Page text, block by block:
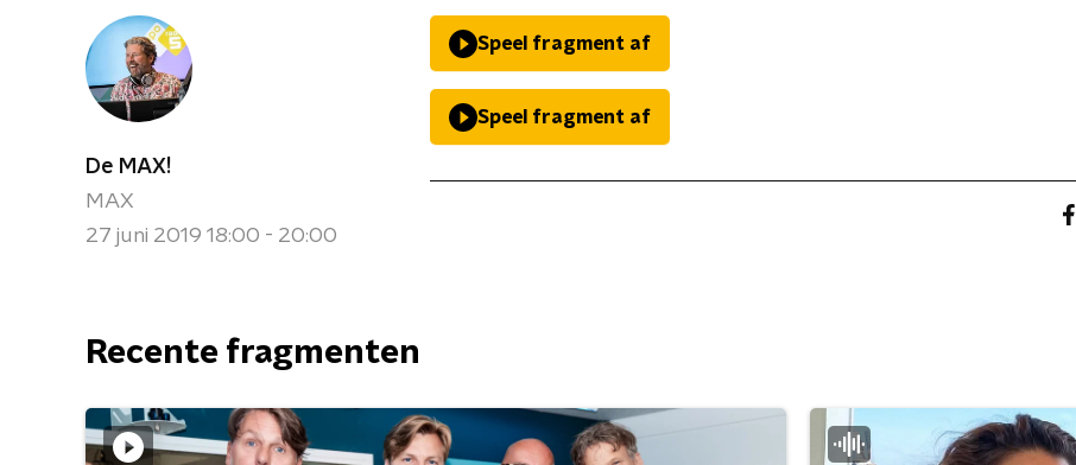
De MAX!
MAX
27 juni 2019 18:00 - 20:00
Speel fragment af
Speel fragment af
Recente fragmenten